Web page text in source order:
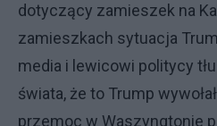
dotyczący zamieszek na
zamieszkach sytuacja
media i lewicowi politycy
świata, że to Trump
przemoc w Waszyngtonie